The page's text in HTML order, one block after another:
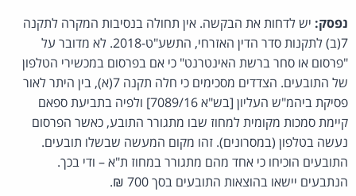
נפסק: יש לדחות את הבקשה. אין תחולה בנסיבות המקרה לתקנה
7(ב) לתקנות סדר הדין האזרחי, התשע"ט-2018. לא מדובר על
"פרסום או סחר ברשת האינטרנט" כי אם בפרסום במכשירי הטלפון
של התובעים. הצדדים מסכימים כי חלה תקנה 7(א), בין היתר לאור
פסיקת ביהמ"ש העליון [בש"א 7089/16] ולפיה בתביעת ספאם
קיימת סמכות מקומית למחוז שבו מתגורר התובע, כאשר הפרסום
נעשה בטלפון (במסרונים). זהו מקום המעשה שבשלו תובעים.
התובעים הוכיחו כי אחד מהם מתגורר במחוז ת"א – ודי בכך.
הנתבעים יישאו בהוצאות התובעים בסך 700 ₪.